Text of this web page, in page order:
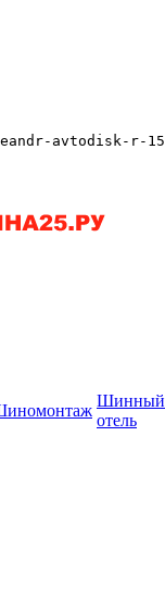
avtodisk-r-
Шинный
отель